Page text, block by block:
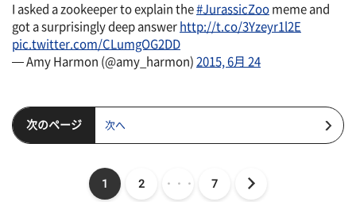
I asked a zookeeper to explain the #JurassicZoo meme and
got a surprisingly deep answer http://t.co/3Yzeyr1l2E
pic.twitter.com/CLumgOG2DD
— Amy Harmon (@amy_harmon) 2015, 6月 24
次のページ 次へ
1 2 ・・・ 7